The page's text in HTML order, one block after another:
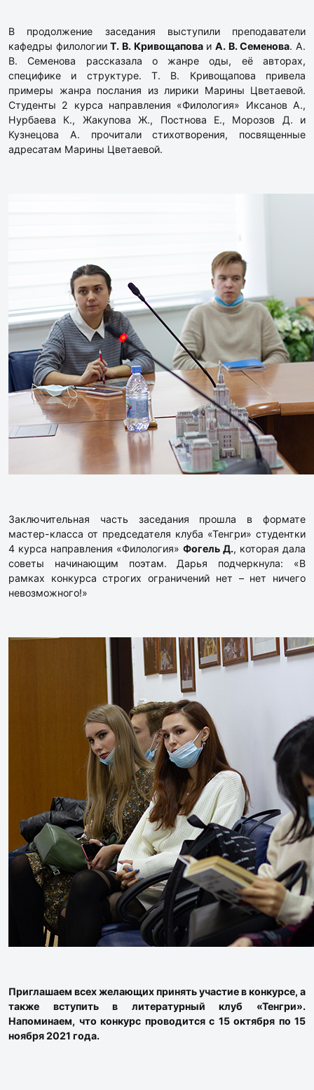
В продолжение заседания выступили преподаватели
кафедры филологииТ. В. КривощаповаиА. В. Семенова. А.
В. Семенова рассказала о жанре оды, её авторах,
специфике и структуре. Т. В. Кривощапова привела
примеры жанра послания из лирики Марины Цветаевой.
Студенты 2 курса направления «Филология» Иксанов А.,
Нурбаева К., Жакупова Ж., Постнова Е., Морозов Д. и
Кузнецова А. прочитали стихотворения, посвященные
адресатам Марины Цветаевой.
Заключительная часть заседания прошла в формате
мастер-класса от председателя клуба «Тенгри» студентки
4 курса направления «Филология» Фогель Д., которая дала
советы начинающим поэтам. Дарья подчеркнула: «В
рамках конкурса строгих ограничений нет – нет ничего
невозможного!»
Приглашаем всех желающих принять участие в конкурсе, а
также вступить в литературный клуб «Тенгри».
Напоминаем, что конкурс проводится с 15 октября по 15
ноября 2021 года.